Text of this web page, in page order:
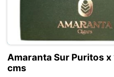
Amaranta Sur Puritos x
cms